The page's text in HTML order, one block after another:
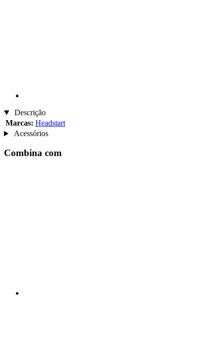
Descrição
Marcas: Headstart
Acessórios
Combina com